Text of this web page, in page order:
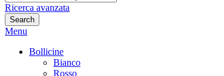
Ricerca avanzata
Search
Menu
Bollicine
Bianco
Rosso